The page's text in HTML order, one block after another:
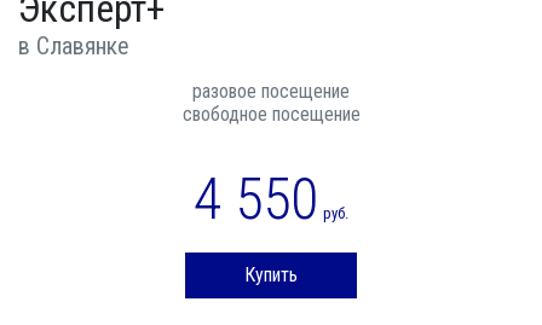
в Славянке
разовое посещение
свободное посещение
4 550 руб.
Купить